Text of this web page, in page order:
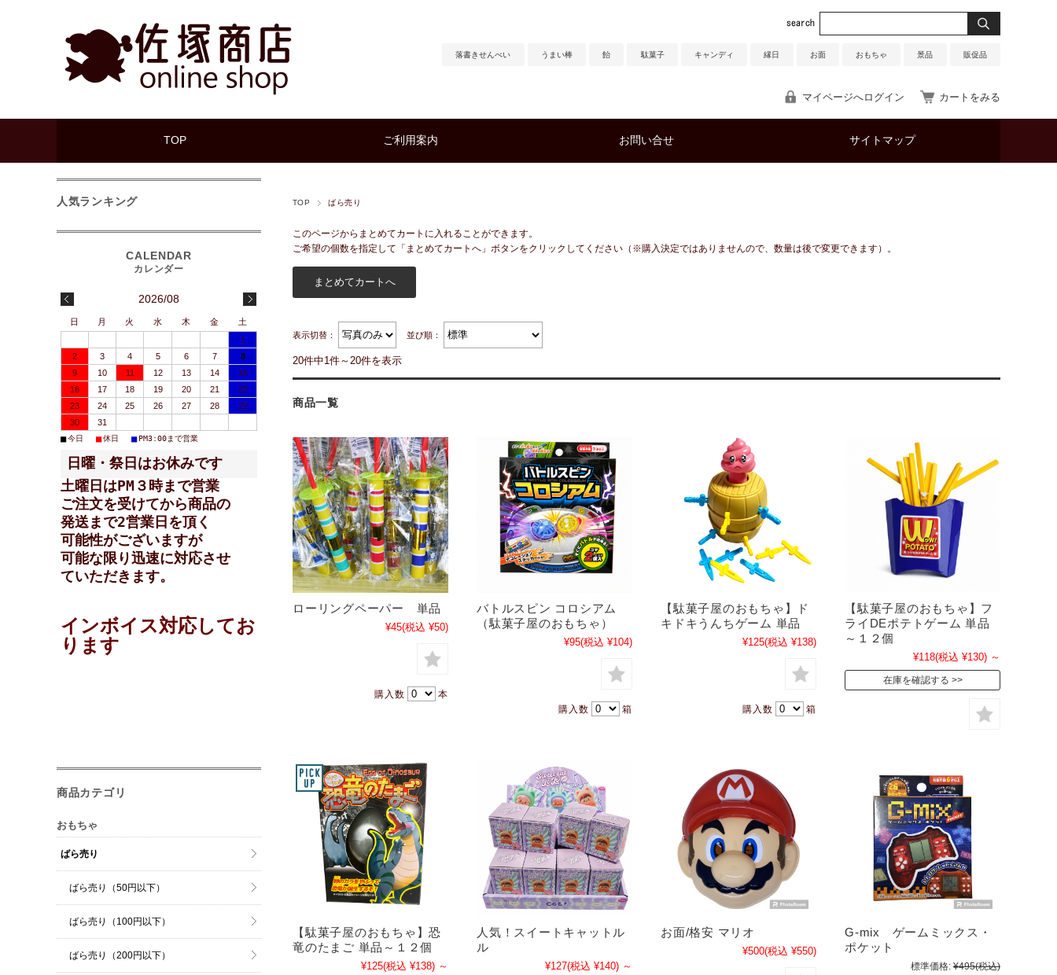
落書きせんべい うまい棒 飴 駄菓子 キャンディ 縁日 お面 おもちゃ 景品 販促品
マイページへログイン カートをみる
TOP ご利用案内 お問い合せ サイトマップ
TOP ばら売り
このページからまとめてカートに入れることができます。
ご希望の個数を指定して「まとめてカートへ」ボタンをクリックしてください（※購入決定ではありませんので、数量は後で変更できます）。
表示切替： 並び順：
20件中1件～20件を表示
商品一覧
ローリングペーパー 単品
¥45(税込 ¥50)
購入数 本
バトルスピン コロシアム
（駄菓子屋のおもちゃ）
¥95(税込 ¥104)
購入数 箱
【駄菓子屋のおもちゃ】ド
キドキうんちゲーム 単品
¥125(税込 ¥138)
購入数 箱
【駄菓子屋のおもちゃ】フ
ライDEポテトゲーム 単品
～１２個
¥118(税込 ¥130) ～
在庫を確認する
【駄菓子屋のおもちゃ】恐
竜のたまご 単品～１２個
¥125(税込 ¥138) ～
人気！スイートキャットル
ル
¥127(税込 ¥140) ～
お面/格安 マリオ
¥500(税込 ¥550)
G-mix ゲームミックス・
ポケット
標準価格: ¥495(税込)
人気ランキング
2026/08
日 月 火 水 木 金
土
1
2
3 4 5 6 7
8
9
10 11 12 13 14
15
16
17 18 19 20 21
22
23
24 25 26 27 28
29
30
31
■今日 ■休日 ■ PM3:00まで営業
日曜・祭日はお休みです
土曜日はPM３時まで営業
ご注文を受けてから商品の
発送まで2営業日を頂く
可能性がございますが
可能な限り迅速に対応させ
ていただきます。
インボイス対応してお
ります
商品カテゴリ
おもちゃ
ばら売り
ばら売り（50円以下）
ばら売り（100円以下）
ばら売り（200円以下）